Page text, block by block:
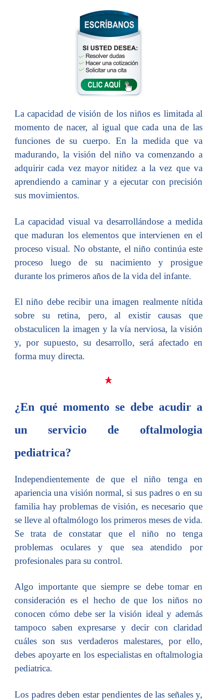
La capacidad de visión de los niños es limitada al
momento de nacer, al igual que cada una de las
funciones de su cuerpo. En la medida que va
madurando, la visión del niño va comenzando a
adquirir cada vez mayor nitidez a la vez que va
aprendiendo a caminar y a ejecutar con precisión
sus movimientos.
La capacidad visual va desarrollándose a medida
que maduran los elementos que intervienen en el
proceso visual. No obstante, el niño continúa este
proceso luego de su nacimiento y prosigue
durante los primeros años de la vida del infante.
El niño debe recibir una imagen realmente nítida
sobre su retina, pero, al existir causas que
obstaculicen la imagen y la vía nerviosa, la visión
y, por supuesto, su desarrollo, será afectado en
forma muy directa.
¿En qué momento se debe acudir a
un servicio de oftalmologia
pediatrica?
Independientemente de que el niño tenga en
apariencia una visión normal, si sus padres o en su
familia hay problemas de visión, es necesario que
se lleve al oftalmólogo los primeros meses de vida.
Se trata de constatar que el niño no tenga
problemas oculares y que sea atendido por
profesionales para su control.
Algo importante que siempre se debe tomar en
consideración es el hecho de que los niños no
conocen cómo debe ser la visión ideal y además
tampoco saben expresarse y decir con claridad
cuáles son sus verdaderos malestares, por ello,
debes apoyarte en los especialistas en oftalmologia
pediatrica.
Los padres deben estar pendientes de las señales y,